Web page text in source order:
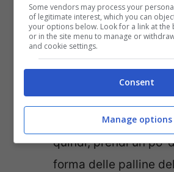
conle uova, il
pangrattato, lo
tritato finemente e il
Amalgama bene
essere morbido ma
Con le mani
quindi, prendi un po’
forma delle palline
Some vendors may process your
of legitimate interest, which you can
your options below. Look for a link at
or in the site menu to manage or
and cookie settings.
Consent
Manage options